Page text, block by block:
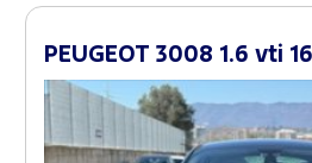
PEUGEOT 3008 1.6 vti